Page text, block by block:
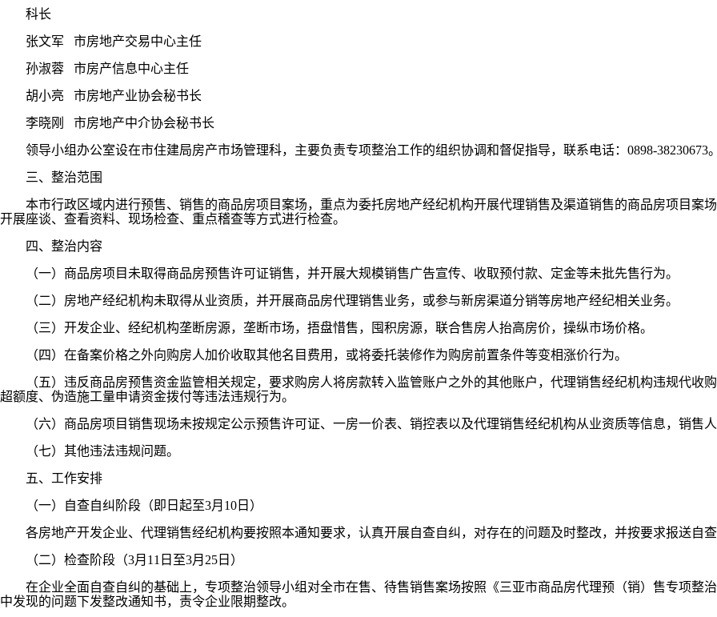
科长
张文军 市房地产交易中心主任
孙淑蓉 市房产信息中心主任
胡小亮 市房地产业协会秘书长
李晓刚 市房地产中介协会秘书长
领导小组办公室设在市住建局房产市场管理科，主要负责专项整治工作的组织协调和督促指导，联系电话：0898-38230673
三、整治范围
本市行政区域内进行预售、销售的商品房项目案场，重点为委托房地产经纪机构开展代理销售及渠道销售的商品房项目案
开展座谈、查看资料、现场检查、重点稽查等方式进行检查。
四、整治内容
（一）商品房项目未取得商品房预售许可证销售，并开展大规模销售广告宣传、收取预付款、定金等未批先售行为。
（二）房地产经纪机构未取得从业资质，并开展商品房代理销售业务，或参与新房渠道分销等房地产经纪相关业务。
（三）开发企业、经纪机构垄断房源，垄断市场，捂盘惜售，囤积房源，联合售房人抬高房价，操纵市场价格。
（四）在备案价格之外向购房人加价收取其他名目费用，或将委托装修作为购房前置条件等变相涨价行为。
（五）违反商品房预售资金监管相关规定，要求购房人将房款转入监管账户之外的其他账户，代理销售经纪机构违规代收
超额度、伪造施工量申请资金拨付等违法违规行为。
（六）商品房项目销售现场未按规定公示预售许可证、一房一价表、销控表以及代理销售经纪机构从业资质等信息，销售
（七）其他违法违规问题。
五、工作安排
（一）自查自纠阶段（即日起至3月10日）
各房地产开发企业、代理销售经纪机构要按照本通知要求，认真开展自查自纠，对存在的问题及时整改，并按要求报送自
（二）检查阶段（3月11日至3月25日）
在企业全面自查自纠的基础上，专项整治领导小组对全市在售、待售销售案场按照《三亚市商品房代理预（销）售专项整
中发现的问题下发整改通知书，责令企业限期整改。